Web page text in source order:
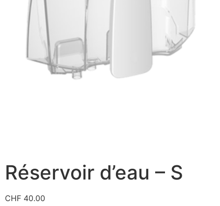
Réservoir d’eau – S
CHF 40.00